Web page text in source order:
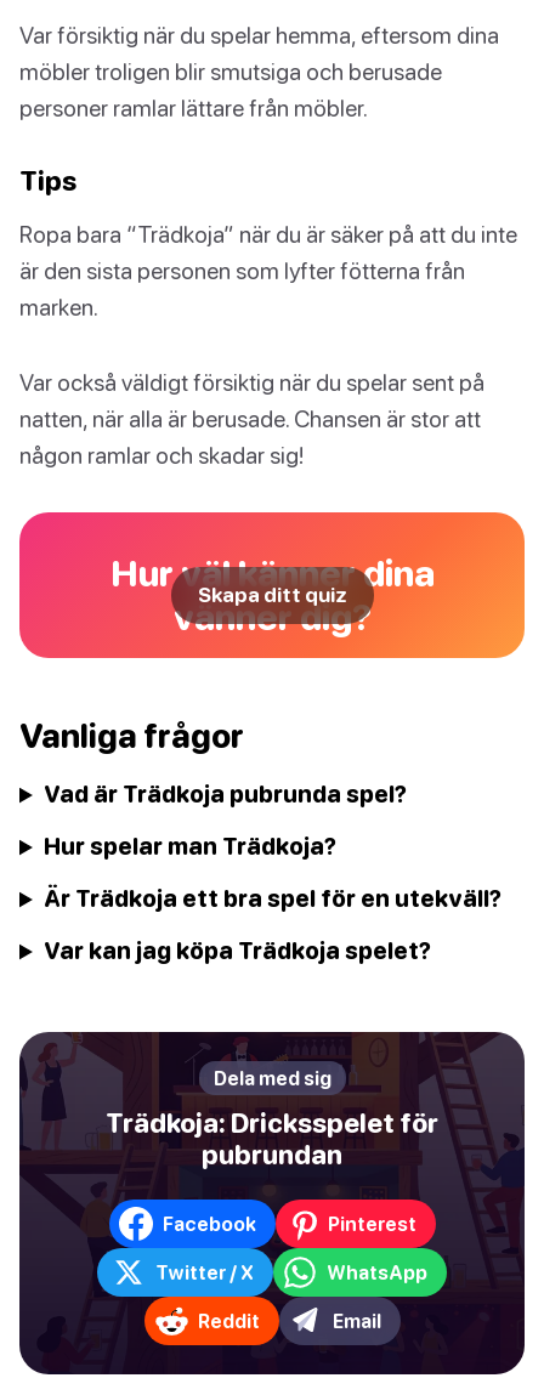
Var försiktig när du spelar hemma, eftersom dina
möbler troligen blir smutsiga och berusade
personer ramlar lättare från möbler.
Tips
Ropa bara “Trädkoja” när du är säker på att du inte
är den sista personen som lyfter fötterna från
marken.
Var också väldigt försiktig när du spelar sent på
natten, när alla är berusade. Chansen är stor att
någon ramlar och skadar sig!
Hur väl känner dina
vänner dig?
Skapa ditt quiz
Vanliga frågor
Vad är Trädkoja pubrunda spel?
Hur spelar man Trädkoja?
Är Trädkoja ett bra spel för en utekväll?
Var kan jag köpa Trädkoja spelet?
Dela med sig
Trädkoja: Dricksspelet för
pubrundan
Facebook Pinterest
Twitter / X WhatsApp
Reddit Email